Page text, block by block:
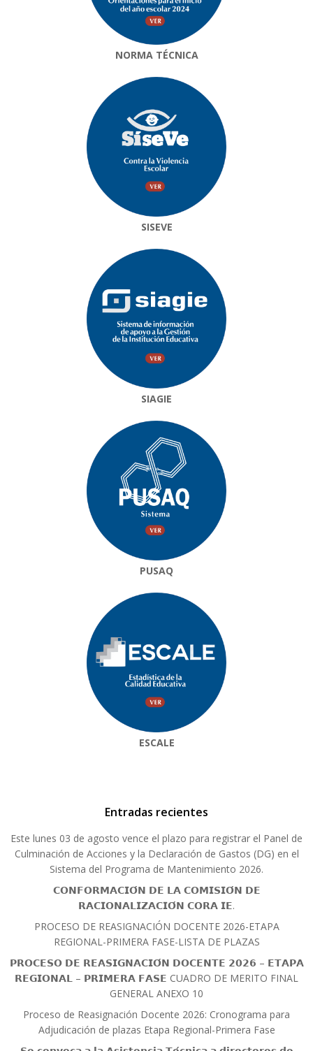
NORMA TÉCNICA
SISEVE
SIAGIE
PUSAQ
ESCALE
Entradas recientes
Este lunes 03 de agosto vence el plazo para registrar el Panel de
Culminación de Acciones y la Declaración de Gastos (DG) en el
Sistema del Programa de Mantenimiento 2026.
𝗖𝗢𝗡𝗙𝗢𝗥𝗠𝗔𝗖𝗜𝗢́𝗡 𝗗𝗘 𝗟𝗔 𝗖𝗢𝗠𝗜𝗦𝗜𝗢́𝗡 𝗗𝗘
𝗥𝗔𝗖𝗜𝗢𝗡𝗔𝗟𝗜𝗭𝗔𝗖𝗜𝗢́𝗡 𝗖𝗢𝗥𝗔 𝗜𝗘.
PROCESO DE REASIGNACIÓN DOCENTE 2026-ETAPA
REGIONAL-PRIMERA FASE-LISTA DE PLAZAS
𝗣𝗥𝗢𝗖𝗘𝗦𝗢 𝗗𝗘 𝗥𝗘𝗔𝗦𝗜𝗚𝗡𝗔𝗖𝗜𝗢́𝗡 𝗗𝗢𝗖𝗘𝗡𝗧𝗘 𝟮𝟬𝟮𝟲 – 𝗘𝗧𝗔𝗣𝗔
𝗥𝗘𝗚𝗜𝗢𝗡𝗔𝗟 – 𝗣𝗥𝗜𝗠𝗘𝗥𝗔 𝗙𝗔𝗦𝗘 CUADRO DE MERITO FINAL
GENERAL ANEXO 10
Proceso de Reasignación Docente 2026: Cronograma para
Adjudicación de plazas Etapa Regional-Primera Fase